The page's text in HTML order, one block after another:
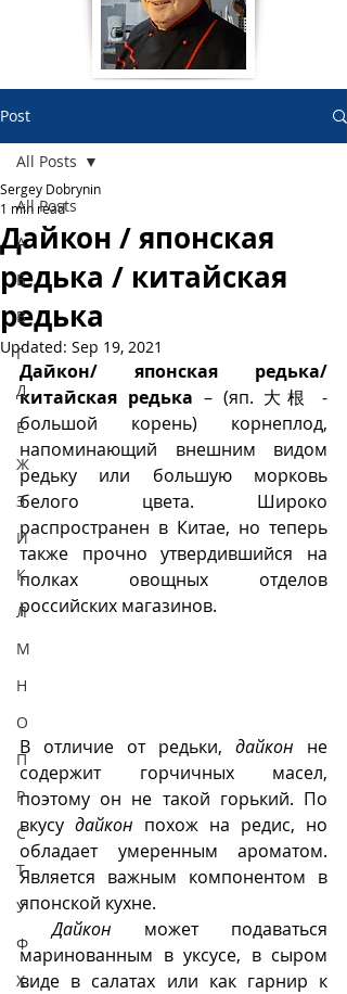
Post
All Posts
А
Б
В
Г
Д
Е
Ж
З
И
К
Л
М
Н
О
П
Р
С
Т
У
Ф
Х
All Posts
Дайкон / японская
редька / китайская
редька
Sergey Dobrynin
1 min read
Updated: Sep 19, 2021
Дайкон/ японская редька/
китайская редька – (яп. 大根 -
большой корень) корнеплод,
напоминающий внешним видом
редьку или большую морковь
белого цвета. Широко
распространен в Китае, но теперь
также прочно утвердившийся на
полках овощных отделов
российских магазинов.
В отличие от редьки, дайкон не
содержит горчичных масел,
поэтому он не такой горький. По
вкусу дайкон похож на редис, но
обладает умеренным ароматом.
Является важным компонентом в
японской кухне.
Дайкон может подаваться
маринованным в уксусе, в сыром